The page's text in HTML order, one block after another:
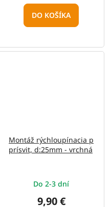
DO KOŠÍKA
Montáž rýchloupínacia pre
prísvit, d:25mm - vrchná
Do 2-3 dní
9,90 €